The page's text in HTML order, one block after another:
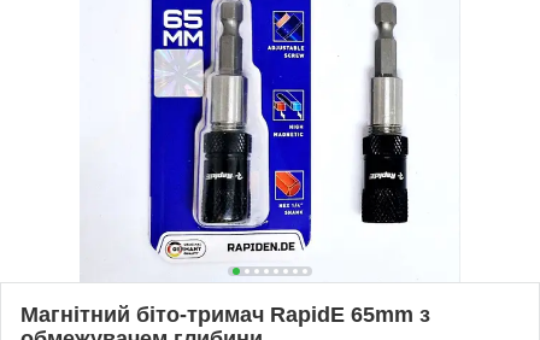
Магнітний біто-тримач RapidE 65mm з